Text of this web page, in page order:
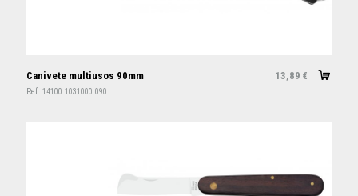
Canivete multiusos 90mm 13,89 €
Ref: 14100.1031000.090